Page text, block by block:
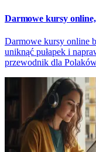
Darmowe kursy
Darmowe kursy online
uniknąć pułapek i
przewodnik dla